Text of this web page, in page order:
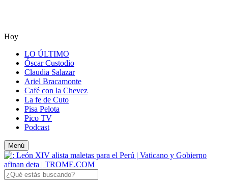
Hoy
LO ÚLTIMO
Óscar Custodio
Claudia Salazar
Ariel Bracamonte
Café con la Chevez
La fe de Cuto
Pisa Pelota
Pico TV
Podcast
Menú